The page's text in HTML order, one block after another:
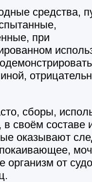
средства,
при
сборы,
в своём составе
оказывают
от